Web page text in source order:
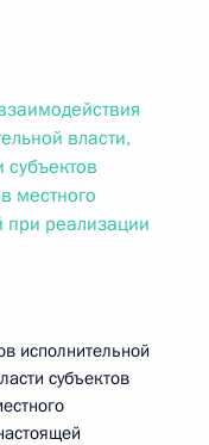
власти,
субъектов
местного
при реализации
исполнительной
субъектов